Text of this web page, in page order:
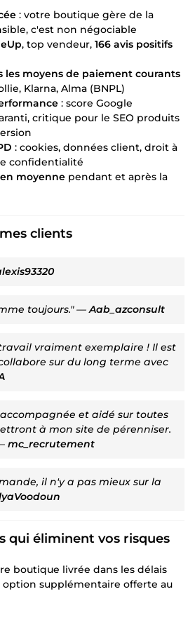
: votre boutique gère de la
c'est non négociable
, top vendeur, 166 avis positifs
les moyens de paiement courants
Klarna, Alma (BNPL)
: score Google
critique pour le SEO produits
: cookies, données client, droit à
confidentialité
moyenne pendant et après la
clients
toujours."—Aab_azconsult
vraiment exemplaire ! Il est
sur du long terme avec
et aidé sur toutes
à mon site de pérenniser.
mc_recrutement
il n'y a pas mieux sur la
qui éliminent vos risques
boutique livrée dans les délais
option supplémentaire offerte au